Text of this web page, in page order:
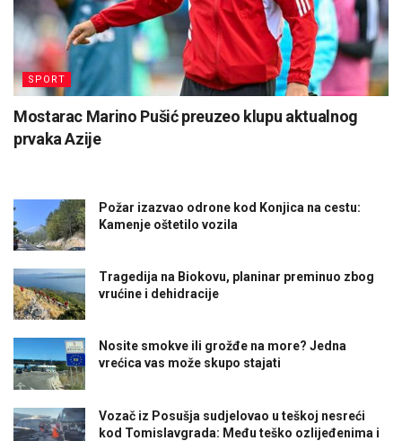
SPORT
Mostarac Marino Pušić preuzeo klupu aktualnog
prvaka Azije
Požar izazvao odrone kod Konjica na cestu:
Kamenje oštetilo vozila
Tragedija na Biokovu, planinar preminuo zbog
vrućine i dehidracije
Nosite smokve ili grožđe na more? Jedna
vrećica vas može skupo stajati
Vozač iz Posušja sudjelovao u teškoj nesreći
kod Tomislavgrada: Među teško ozlijeđenima i